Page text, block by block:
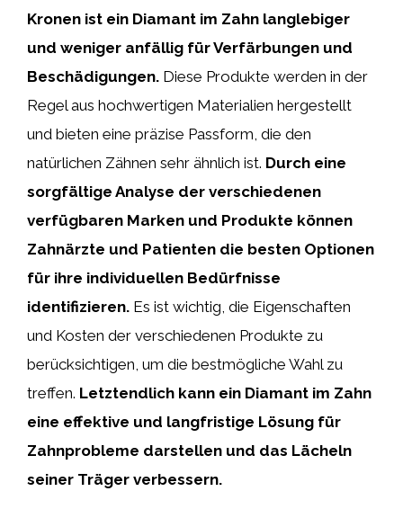
Kronen ist ein Diamant im Zahn langlebiger
und weniger anfällig für Verfärbungen und
Beschädigungen. Diese Produkte werden in der
Regel aus hochwertigen Materialien hergestellt
und bieten eine präzise Passform, die den
natürlichen Zähnen sehr ähnlich ist. Durch eine
sorgfältige Analyse der verschiedenen
verfügbaren Marken und Produkte können
Zahnärzte und Patienten die besten Optionen
für ihre individuellen Bedürfnisse
identifizieren. Es ist wichtig, die Eigenschaften
und Kosten der verschiedenen Produkte zu
berücksichtigen, um die bestmögliche Wahl zu
treffen. Letztendlich kann ein Diamant im Zahn
eine effektive und langfristige Lösung für
Zahnprobleme darstellen und das Lächeln
seiner Träger verbessern.